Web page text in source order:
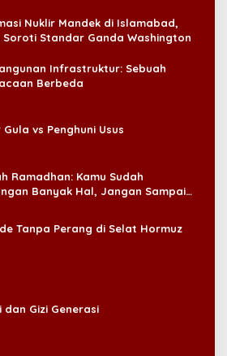
Nuklir Mandek di Islamabad,
Soroti Standar Ganda Washington
Infrastruktur: Sebuah
Berbeda
vs Penghuni Usus
Ramadhan: Kamu Sudah
Banyak Hal, Jangan Sampai
Tanpa Perang di Selat Hormuz
dan Gizi Generasi